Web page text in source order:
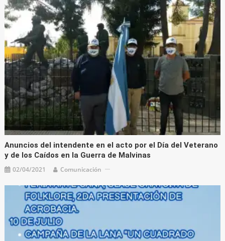
Anuncios del intendente en el acto por el Día del Veterano
y de los Caídos en la Guerra de Malvinas
02/04/2021 Comunicación